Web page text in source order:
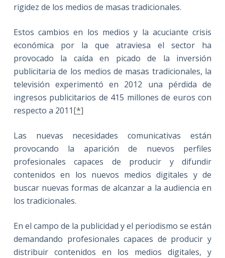
rigidez de los medios de masas tradicionales.
Estos cambios en los medios y la acuciante crisis
económica por la que atraviesa el sector ha
provocado la caída en picado de la inversión
publicitaria de los medios de masas tradicionales, la
televisión experimentó en 2012 una pérdida de
ingresos publicitarios de 415 millones de euros con
respecto a 2011[*]
Las nuevas necesidades comunicativas están
provocando la aparición de nuevos perfiles
profesionales capaces de producir y difundir
contenidos en los nuevos medios digitales y de
buscar nuevas formas de alcanzar a la audiencia en
los tradicionales.
En el campo de la publicidad y el periodismo se están
demandando profesionales capaces de producir y
distribuir contenidos en los medios digitales, y